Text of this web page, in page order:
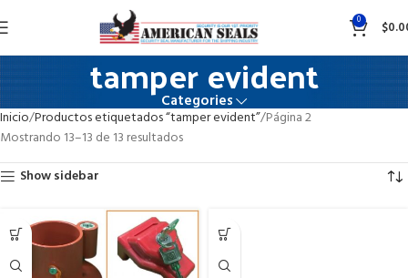
0 $
tamper evident
Categories
Inicio Productos etiquetados “tamper evident” Página 2
Mostrando 13–13 de 13 resultados
Show sidebar